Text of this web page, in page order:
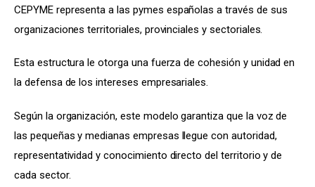
CEPYME representa a las pymes españolas a través de sus
organizaciones territoriales, provinciales y sectoriales.
Esta estructura le otorga una fuerza de cohesión y unidad en
la defensa de los intereses empresariales.
Según la organización, este modelo garantiza que la voz de
las pequeñas y medianas empresas llegue con autoridad,
representatividad y conocimiento directo del territorio y de
cada sector.